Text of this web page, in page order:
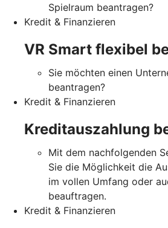
Spielraum beantragen?
Kredit & Finanzieren
VR Smart flexibel
Sie möchten einen
beantragen?
Kredit & Finanzieren
Kreditauszahlung
Mit dem nachfolgenden
Sie die Möglichkeit die
im vollen Umfang oder
beauftragen.
Kredit & Finanzieren